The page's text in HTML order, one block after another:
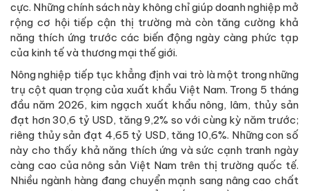
cực. Những chính sách này không chỉ giúp doanh nghiệp mở
rộng cơ hội tiếp cận thị trường mà còn tăng cường khả
năng thích ứng trước các biến động ngày càng phức tạp
của kinh tế và thương mại thế giới.
Nông nghiệp tiếp tục khẳng định vai trò là một trong những
trụ cột quan trọng của xuất khẩu Việt Nam. Trong 5 tháng
đầu năm 2026, kim ngạch xuất khẩu nông, lâm, thủy sản
đạt hơn 30,6 tỷ USD, tăng 9,2% so với cùng kỳ năm trước;
riêng thủy sản đạt 4,65 tỷ USD, tăng 10,6%. Những con số
này cho thấy khả năng thích ứng và sức cạnh tranh ngày
càng cao của nông sản Việt Nam trên thị trường quốc tế.
Nhiều ngành hàng đang chuyển mạnh sang nâng cao chất